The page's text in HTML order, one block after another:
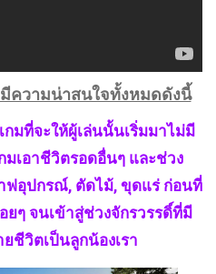
ความน่าสนใจทั้งหมดดังนี้
กมที่จะให้ผู้เล่นนั้นเริ่มมาไม่มี
มเอาชีวิตรอดอื่นๆ และช่วง
ฟอุปกรณ์, ตัดไม้, ขุดแร่ ก่อนที่
ๆ จนเข้าสู่ช่วงจักรวรรดิ์ที่มี
ยชีวิตเป็นลูกน้องเรา